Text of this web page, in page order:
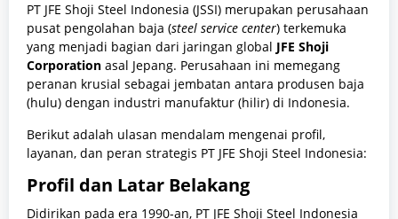
PT JFE Shoji Steel Indonesia (JSSI) merupakan perusahaan
pusat pengolahan baja (steel service center) terkemuka
yang menjadi bagian dari jaringan global JFE Shoji
Corporation asal Jepang. Perusahaan ini memegang
peranan krusial sebagai jembatan antara produsen baja
(hulu) dengan industri manufaktur (hilir) di Indonesia.
Berikut adalah ulasan mendalam mengenai profil,
layanan, dan peran strategis PT JFE Shoji Steel Indonesia:
Profil dan Latar Belakang
Didirikan pada era 1990-an, PT JFE Shoji Steel Indonesia